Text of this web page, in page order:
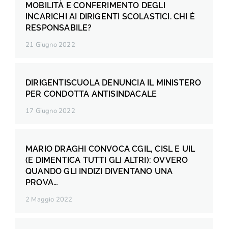
MOBILITÀ E CONFERIMENTO DEGLI
INCARICHI AI DIRIGENTI SCOLASTICI. CHI È
RESPONSABILE?
21 Giugno 2022
DIRIGENTISCUOLA DENUNCIA IL MINISTERO
PER CONDOTTA ANTISINDACALE
17 Giugno 2022
MARIO DRAGHI CONVOCA CGIL, CISL E UIL
(E DIMENTICA TUTTI GLI ALTRI): OVVERO
QUANDO GLI INDIZI DIVENTANO UNA
PROVA…
2 Maggio 2022